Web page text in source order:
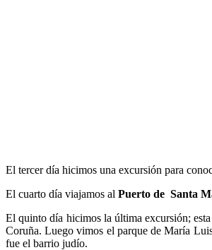
El tercer día hicimos una excursión para
El cuarto día viajamos al Puerto de Santa
El quinto día hicimos la última excursión;
Coruña. Luego vimos el parque de María
fue el barrio judío.